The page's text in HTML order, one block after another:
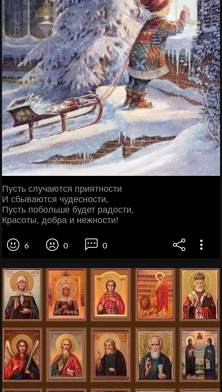
Пусть случаются приятности
И сбываются чудесности,
Пусть побольше будет радости,
Красоты, добра и нежности!
6 0 0